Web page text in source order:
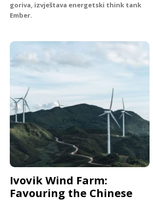
goriva, izvještava energetski think tank
Ember.
Ivovik Wind Farm:
Favouring the Chinese